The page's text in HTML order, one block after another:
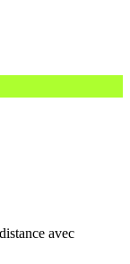
avec